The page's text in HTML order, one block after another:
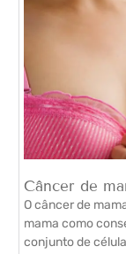
Câncer de
O câncer de
mama como
conjunto de